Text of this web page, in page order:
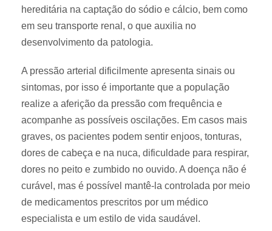
hereditária na captação do sódio e cálcio, bem como
em seu transporte renal, o que auxilia no
desenvolvimento da patologia.
A pressão arterial dificilmente apresenta sinais ou
sintomas, por isso é importante que a população
realize a aferição da pressão com frequência e
acompanhe as possíveis oscilações. Em casos mais
graves, os pacientes podem sentir enjoos, tonturas,
dores de cabeça e na nuca, dificuldade para respirar,
dores no peito e zumbido no ouvido. A doença não é
curável, mas é possível mantê-la controlada por meio
de medicamentos prescritos por um médico
especialista e um estilo de vida saudável.